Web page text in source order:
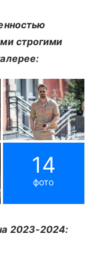
строгими
14
фото
2023-2024: